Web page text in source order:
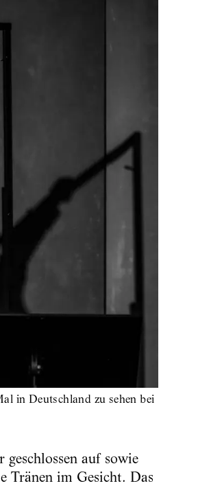
in Deutschland zu sehen bei
geschlossen auf sowie
Tränen im Gesicht. Das